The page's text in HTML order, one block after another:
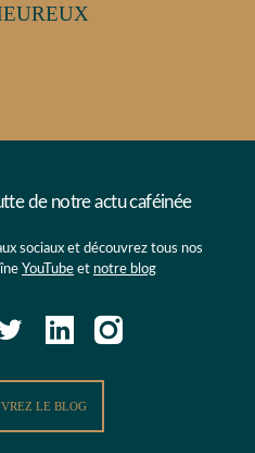
de notre actu caféinée
sociaux et découvrez tous nos
YouTube et notre blog
LE BLOG